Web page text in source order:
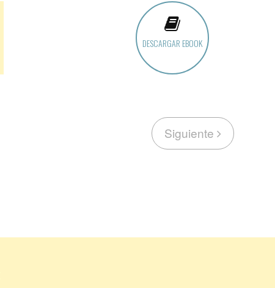
DESCARGAR EBOOK
Siguiente